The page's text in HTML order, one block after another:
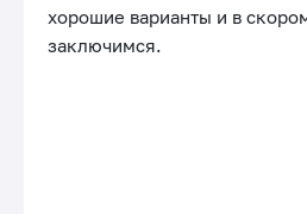
хорошие варианты и в
заключимся.